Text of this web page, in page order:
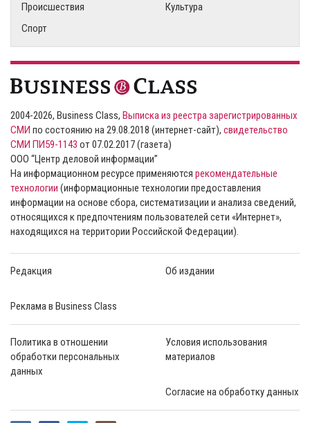
Происшествия
Культура
Спорт
2004-2026, Business Class, Выписка из реестра зарегистрированных
СМИ по состоянию на 29.08.2018 (интернет-сайт), свидетельство
СМИ ПИ59-1143 от 07.02.2017 (газета)
ООО “Центр деловой информации”
На информационном ресурсе применяются рекомендательные
технологии (информационные технологии предоставления
информации на основе сбора, систематизации и анализа сведений,
относящихся к предпочтениям пользователей сети «Интернет»,
находящихся на территории Российской Федерации).
Редакция Об издании
Реклама в Business Class
Политика в отношении
обработки персональных
данных
Условия использования
материалов
Согласие на обработку данных